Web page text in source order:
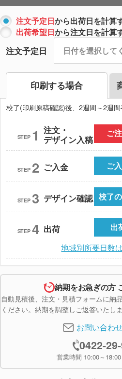
注文予定日から出荷日を計算
出荷希望日から注文日を計算
注文予定日
印刷する場合
校了(印刷原稿確認)後、2週間～2週
STEP 1 注文・
デザイン入稿
ご
STEP 2 ご入金 ご
STEP 3 デザイン確認 校了
STEP 4 出荷 出
地域別所要日数
納期をお急ぎの方
自動見積後、注文・見積フォームに納
ください。納期を調整しご返答いたしま
お問い合わ
0422-
営業時間 10:00～